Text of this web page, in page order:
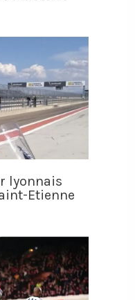
lyonnais
Etienne